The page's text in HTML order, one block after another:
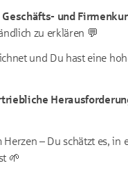
Geschäfts- und
zu erklären 💬
und Du hast eine
– Du schätzt es, in
🌱